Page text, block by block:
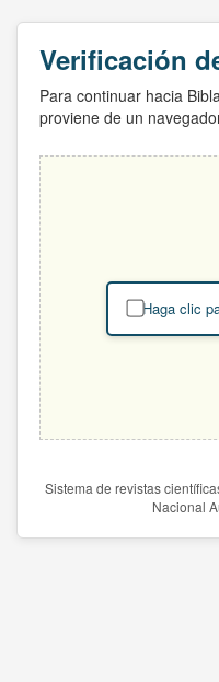
Verificación
Para continuar hacia
proviene de un
Haga clic
Sistema de revistas
Nacional